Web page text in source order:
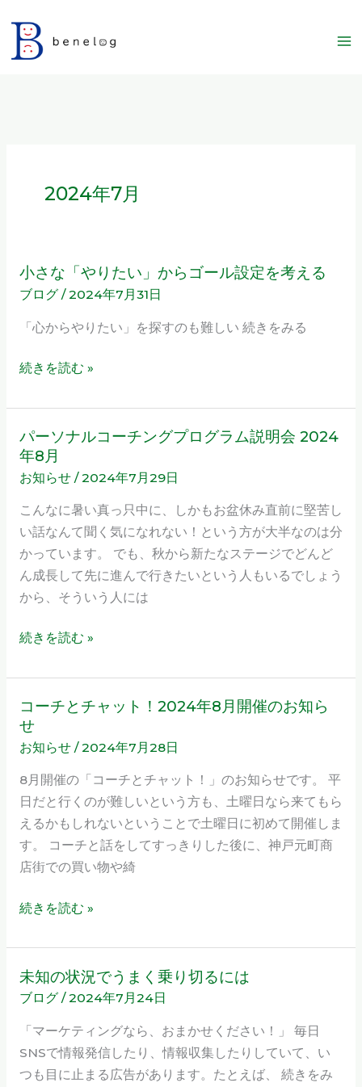
を
2024年7月
小さな「やりたい」からゴール設定を考える
ブログ/2024年7月31日
「心からやりたい」を探すのも難しい 続きをみる
小
さ
り
い」
ら
ゴ
ル
設
定
を
考
る
続きを読む »
パーソナルコーチングプログラム説明会 2024
年8月
お知らせ/2024年7月29日
こんなに暑い真っ只中に、しかもお盆休み直前に堅苦し
い話なんて聞く気になれない！という方が大半なのは分
かっています。 でも、秋から新たなステージでどんど
ん成長して先に進んで行きたいという人もいるでしょう
から、そういう人には
パ
ー
ソ
ナ
コ
ー
チ
グ
ロ
グ
ラ
ム
明
会
2024
年
8
続きを読む »
コーチとチャット！2024年8月開催のお知ら
せ
お知らせ/2024年7月28日
8月開催の「コーチとチャット！」のお知らせです。 平
日だと行くのが難しいという方も、土曜日なら来てもら
えるかもしれないということで土曜日に初めて開催しま
す。 コーチと話をしてすっきりした後に、神戸元町商
店街での買い物や綺
コ
ー
チ
と
チ
ャ
ッ
ト！
年
月
開
催
お
知
ら
続きを読む »
未知の状況でうまく乗り切るには
ブログ/2024年7月24日
「マーケティングなら、おまかせください！」 毎日
SNSで情報発信したり、情報収集したりしていて、い
つも目に止まる広告があります。たとえば、 続きをみ
未
知